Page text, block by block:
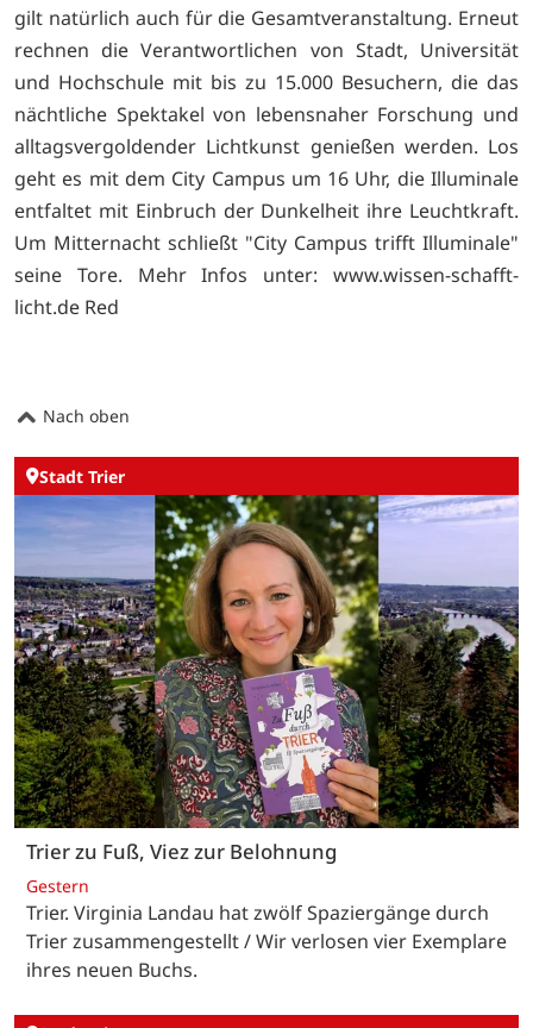
gilt natürlich auch für die Gesamtveranstaltung. Erneut
rech­nen die Verantwortlichen von Stadt, Universität
und Hochschule mit bis zu 15.000 Besuchern, die das
nächt­liche Spektakel von lebensnaher Forschung und
alltagsvergolden­der Lichtkunst genießen werden. Los
geht es mit dem City Campus um 16 Uhr, die Illuminale
entfal­tet mit Einbruch der Dunkelheit ihre Leuchtkraft.
Um Mitternacht schließt "City Campus trifft Illumi­nale"
seine Tore. Mehr Infos unter: www.wissen-schafft-
licht.de Red
Nach oben
Stadt Trier
Trier zu Fuß, Viez zur Belohnung
Gestern
Trier. Virginia Landau hat zwölf Spaziergänge durch
Trier zusammengestellt / Wir verlosen vier Exemplare
ihres neuen Buchs.